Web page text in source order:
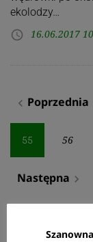
ekolodzy…
access_time 16.06.2017
wpisów
navigate_before Poprzednia
55 56
Następna navigate_next